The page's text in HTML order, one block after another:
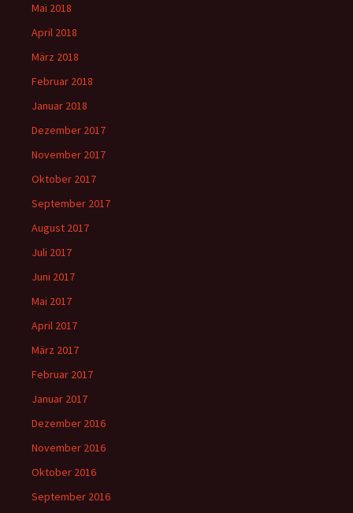
Mai 2018
April 2018
März 2018
Februar 2018
Januar 2018
Dezember 2017
November 2017
Oktober 2017
September 2017
August 2017
Juli 2017
Juni 2017
Mai 2017
April 2017
März 2017
Februar 2017
Januar 2017
Dezember 2016
November 2016
Oktober 2016
September 2016